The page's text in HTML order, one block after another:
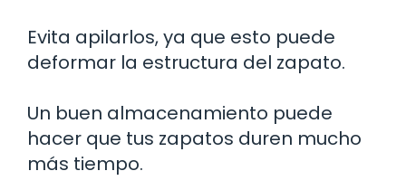
Evita apilarlos, ya que esto puede
deformar la estructura del zapato.
Un buen almacenamiento puede
hacer que tus zapatos duren mucho
más tiempo.